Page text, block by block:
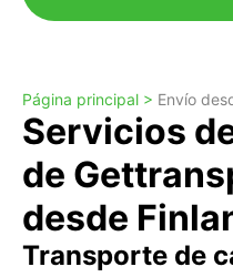
Página principal > Envío
Servicios
de
desde
Transporte de